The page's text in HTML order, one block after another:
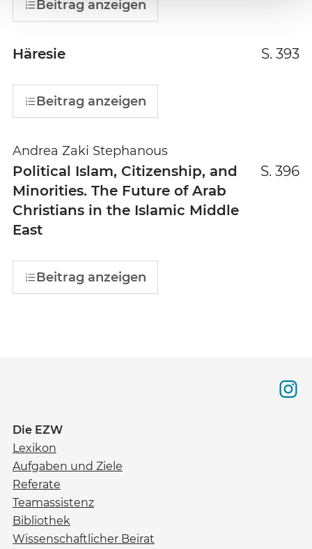
Beitrag anzeigen
Häresie S. 393
Beitrag anzeigen
Andrea Zaki Stephanous
Political Islam, Citizenship, and
Minorities. The Future of Arab
Christians in the Islamic Middle
East
S. 396
Beitrag anzeigen
Die EZW
Lexikon
Aufgaben und Ziele
Referate
Teamassistenz
Bibliothek
Wissenschaftlicher Beirat